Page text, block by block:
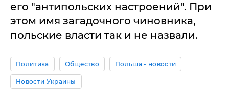
его "антипольских настроений". При
этом имя загадочного чиновника,
польские власти так и не назвали.
Политика Общество Польша - новости
Новости Украины